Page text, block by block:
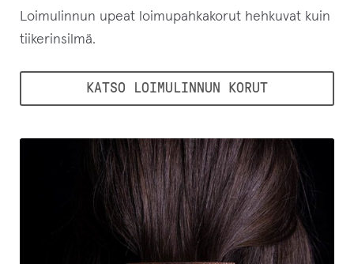
Loimulinnun upeat loimupahkakorut hehkuvat kuin
tiikerinsilmä.
KATSO LOIMULINNUN KORUT